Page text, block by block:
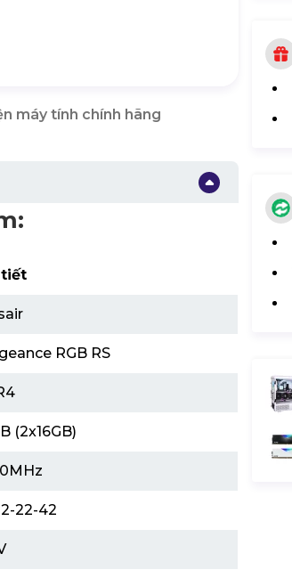
máy tính chính hãng
tiết
RGB RS
(2x16GB)
22-42